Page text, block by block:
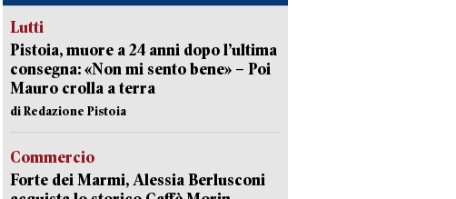
Lutti
Pistoia, muore a 24 anni dopo l’ultima
consegna: «Non mi sento bene» – Poi
Mauro crolla a terra
di Redazione Pistoia
Commercio
Forte dei Marmi, Alessia Berlusconi